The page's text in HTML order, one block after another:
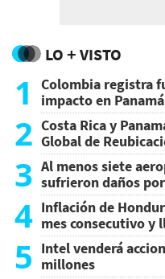
LO + VISTO
1
Colombia registra
impacto en Panamá
2 Costa Rica y
Global de
3 Al menos siete
sufrieron daños
4 Inflación de
mes consecutivo y
5 Intel venderá
millones